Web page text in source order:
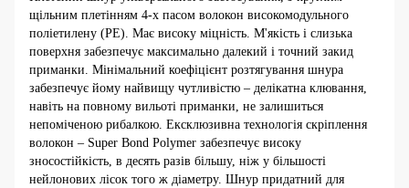
щільним плетінням 4-х пасом волокон високомодульного
поліетилену (РЕ). Має високу міцність. М'якість і слизька
поверхня забезпечує максимально далекий і точний закид
приманки. Мінімальний коефіцієнт розтягування шнура
забезпечує йому найвищу чутливістю – делікатна клювання,
навіть на повному вильоті приманки, не залишиться
непоміченою рибалкою. Ексклюзивна технологія скріплення
волокон – Super Bond Polymer забезпечує високу
зносостійкість, в десять разів більшу, ніж у більшості
нейлонових лісок того ж діаметру. Шнур придатний для